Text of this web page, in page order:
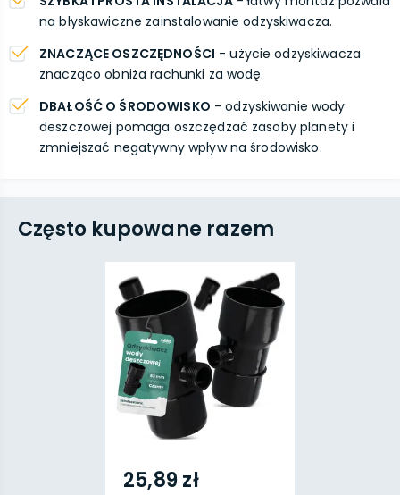
na błyskawiczne zainstalowanie odzyskiwacza.
ZNACZĄCE OSZCZĘDNOŚCI - użycie odzyskiwacza
znacząco obniża rachunki za wodę.
DBAŁOŚĆ O ŚRODOWISKO - odzyskiwanie wody
deszczowej pomaga oszczędzać zasoby planety i
zmniejszać negatywny wpływ na środowisko.
Często kupowane razem
25,89 zł